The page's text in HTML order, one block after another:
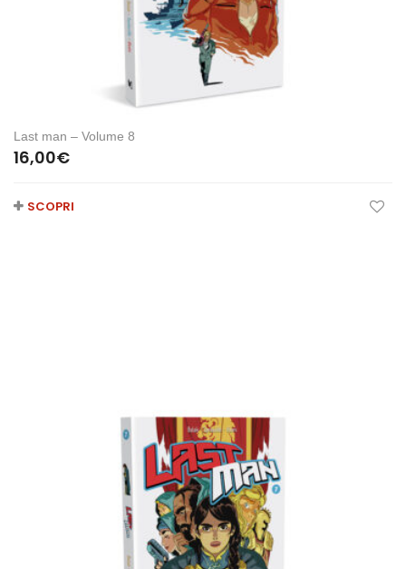
Last man – Volume 8
16,00€
SCOPRI